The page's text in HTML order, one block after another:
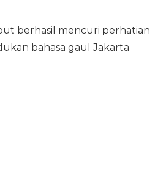
berhasil mencuri perhatian
bahasa gaul Jakarta